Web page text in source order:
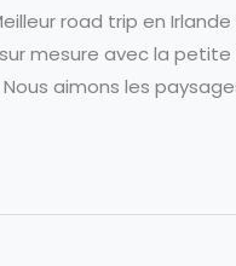
road trip en
mesure avec la petite
aimons les